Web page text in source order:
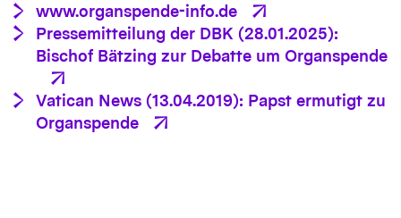
www.organspende-info.de
Pressemitteilung der DBK (28.01.2025):
Bischof Bätzing zur Debatte um Organspende
Vatican News (13.04.2019): Papst ermutigt zu
Organspende